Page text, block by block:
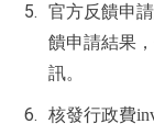
官方反饋申
饋申請結果
訊。
核發行政費